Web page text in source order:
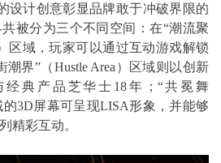
设计创意彰显品牌敢于冲破界限的
被分为三个不同空间：在“潮流聚
区域，玩家可以通过互动游戏解锁
界”（Hustle Area）区域则以创新
典产品芝华士18年；“共冕舞
的3D屏幕可呈现LISA形象，并能够
精彩互动。